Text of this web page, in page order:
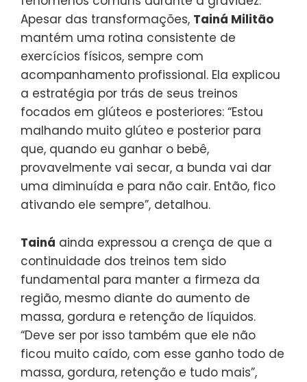
Apesar das transformações, Tainá Militão
mantém uma rotina consistente de
exercícios físicos, sempre com
acompanhamento profissional. Ela explicou
a estratégia por trás de seus treinos
focados em glúteos e posteriores: “Estou
malhando muito glúteo e posterior para
que, quando eu ganhar o bebê,
provavelmente vai secar, a bunda vai dar
uma diminuída e para não cair. Então, fico
ativando ele sempre”, detalhou.
Tainá ainda expressou a crença de que a
continuidade dos treinos tem sido
fundamental para manter a firmeza da
região, mesmo diante do aumento de
massa, gordura e retenção de líquidos.
“Deve ser por isso também que ele não
ficou muito caído, com esse ganho todo de
massa, gordura, retenção e tudo mais”,